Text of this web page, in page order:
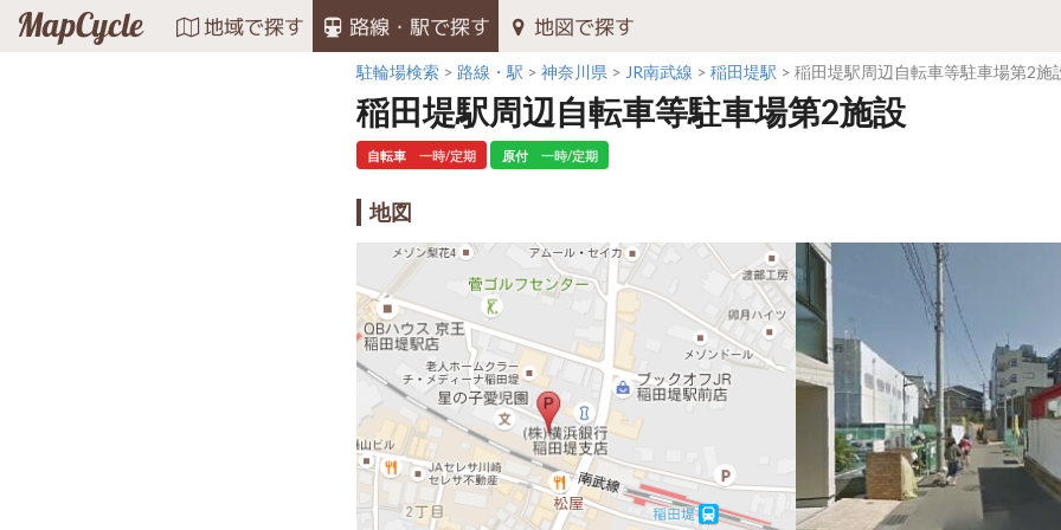
MapCycle 地域で探す 路線・駅で探す 地図で探す
駐輪場検索 路線・駅 神奈川県 JR南武線 稲田堤駅 稲田堤駅周辺自転車等駐車場第2施
稲田堤駅周辺自転車等駐車場第2施設
自転車 一時/定期 原付 一時/定期
地図